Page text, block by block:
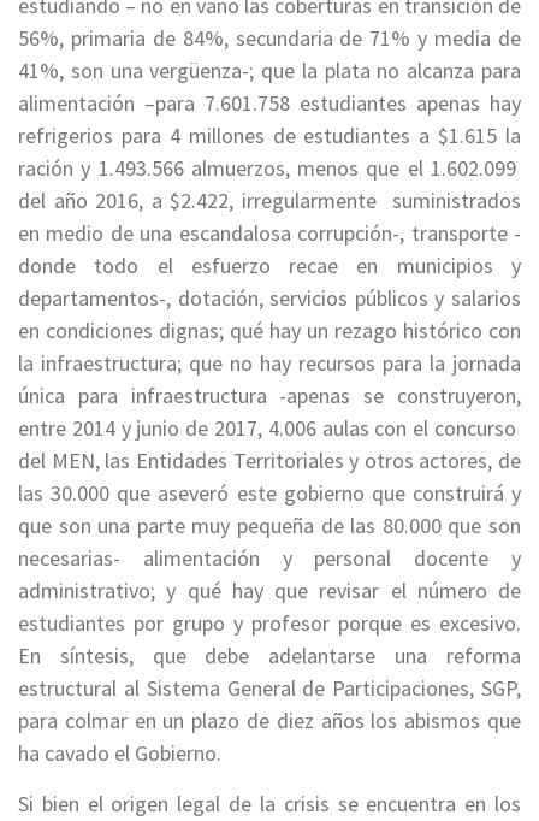
56%, primaria de 84%, secundaria de 71% y media de
41%, son una vergüenza-; que la plata no alcanza para
alimentación –para 7.601.758 estudiantes apenas hay
refrigerios para 4 millones de estudiantes a $1.615 la
ración y 1.493.566 almuerzos, menos que el 1.602.099
del año 2016, a $2.422, irregularmente suministrados
en medio de una escandalosa corrupción-, transporte -
donde todo el esfuerzo recae en municipios y
departamentos-, dotación, servicios públicos y salarios
en condiciones dignas; qué hay un rezago histórico con
la infraestructura; que no hay recursos para la jornada
única para infraestructura -apenas se construyeron,
entre 2014 y junio de 2017, 4.006 aulas con el concurso
del MEN, las Entidades Territoriales y otros actores, de
las 30.000 que aseveró este gobierno que construirá y
que son una parte muy pequeña de las 80.000 que son
necesarias- alimentación y personal docente y
administrativo; y qué hay que revisar el número de
estudiantes por grupo y profesor porque es excesivo.
En síntesis, que debe adelantarse una reforma
estructural al Sistema General de Participaciones, SGP,
para colmar en un plazo de diez años los abismos que
ha cavado el Gobierno.
Si bien el origen legal de la crisis se encuentra en los